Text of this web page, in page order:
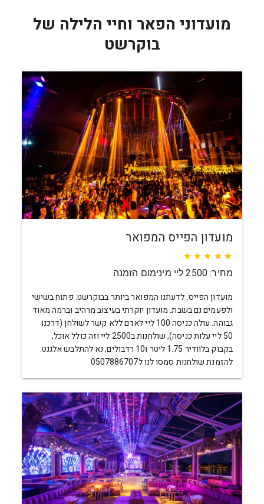
מועדוני הפאר וחיי הלילה של
בוקרשט
מועדון הפייס המפואר
מחיר: 2500 ליי מינימום הזמנה
מועדון הפייס. לדעתנו המפואר ביותר בבוקרשט. פתוח בשישי
ולפעמים גם בשבת. מועדון יוקרתי בעיצוב מרהיב וברמה מאוד
גבוהה. עולה כניסה 100 ליי לאדם ללא קשר לשולחן (דרכנו
50 ליי עלות כניסה), שולחנות ב2500 ליי וזה כולל אוכל,
בקבוק בלוודיר 1.75 ליטר ו10 רדבולים, נא להתלבש אלגנט.
להזמנת שולחנות סמסו לנו ל0507886707